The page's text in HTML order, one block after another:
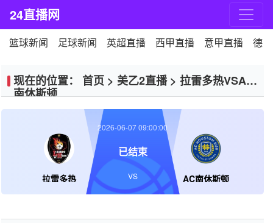
24直播网
篮球新闻 足球新闻 英超直播 西甲直播 意甲直播 德
现在的位置： 首页 > 美乙2直播> 拉雷多热VSAC
南休斯顿
拉雷多热 AC南休斯顿
2026-06-07 09:00:00
已结束
VS